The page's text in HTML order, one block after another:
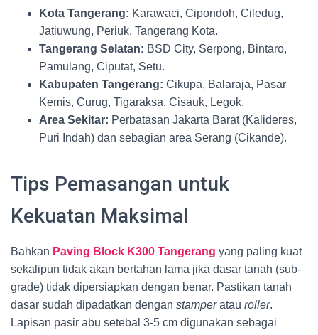
Kota Tangerang: Karawaci, Cipondoh, Ciledug,
Jatiuwung, Periuk, Tangerang Kota.
Tangerang Selatan: BSD City, Serpong, Bintaro,
Pamulang, Ciputat, Setu.
Kabupaten Tangerang: Cikupa, Balaraja, Pasar
Kemis, Curug, Tigaraksa, Cisauk, Legok.
Area Sekitar: Perbatasan Jakarta Barat (Kalideres,
Puri Indah) dan sebagian area Serang (Cikande).
Tips Pemasangan untuk
Kekuatan Maksimal
Bahkan Paving Block K300 Tangerang yang paling kuat
sekalipun tidak akan bertahan lama jika dasar tanah (sub-
grade) tidak dipersiapkan dengan benar. Pastikan tanah
dasar sudah dipadatkan dengan stamperatau roller.
Lapisan pasir abu setebal 3-5 cm digunakan sebagai